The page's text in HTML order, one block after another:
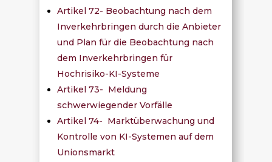
Artikel 72- Beobachtung nach dem
Inverkehrbringen durch die Anbieter
und Plan für die Beobachtung nach
dem Inverkehrbringen für
Hochrisiko-KI-Systeme
Artikel 73- Meldung
schwerwiegender Vorfälle
Artikel 74- Marktüberwachung und
Kontrolle von KI-Systemen auf dem
Unionsmarkt